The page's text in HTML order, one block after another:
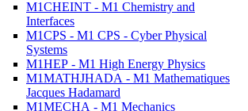
M1CHEINT - M1 Chemistry and
Interfaces
M1CPS - M1 CPS - Cyber Physical
Systems
M1HEP - M1 High Energy Physics
M1MATHJHADA - M1 Mathematiques
Jacques Hadamard
M1MECHA - M1 Mechanics